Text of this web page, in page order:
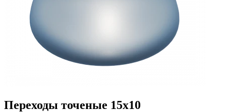
Переходы точеные 15x10